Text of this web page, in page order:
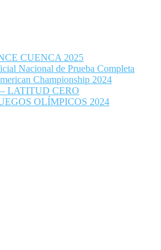
CUENCA 2025
Nacional de Prueba Completa
Championship 2024
LATITUD CERO
OLÍMPICOS 2024